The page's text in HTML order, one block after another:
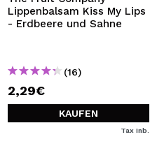
Lippenbalsam Kiss My Lips
- Erdbeere und Sahne
(16)
2,29€
KAUFEN
Tax Inb.